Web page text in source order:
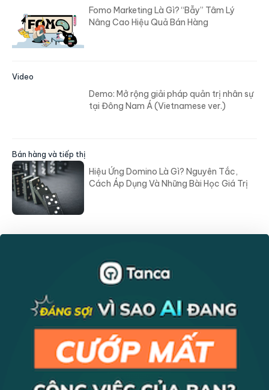
Fomo Marketing Là Gì? “Bẫy” Tâm Lý
Nâng Cao Hiệu Quả Bán Hàng
Video
Demo: Mở rộng giải pháp quản trị nhân sự
tại Đông Nam Á (Vietnamese ver.)
Cách Áp Dụng Và Những Bài Học Giá Trị